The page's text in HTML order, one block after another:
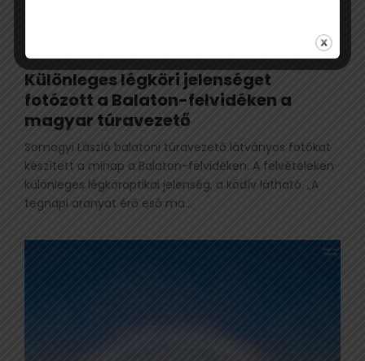
Különleges légköri jelenséget
fotózott a Balaton-felvidéken a
magyar túravezető
Somogyi László balatoni túravezető látványos fotókat
készített a minap a Balaton-felvidéken. A felvételeken
különleges légköroptikai jelenség, a ködív látható. „A
tegnapi aranyat érő eső ma...